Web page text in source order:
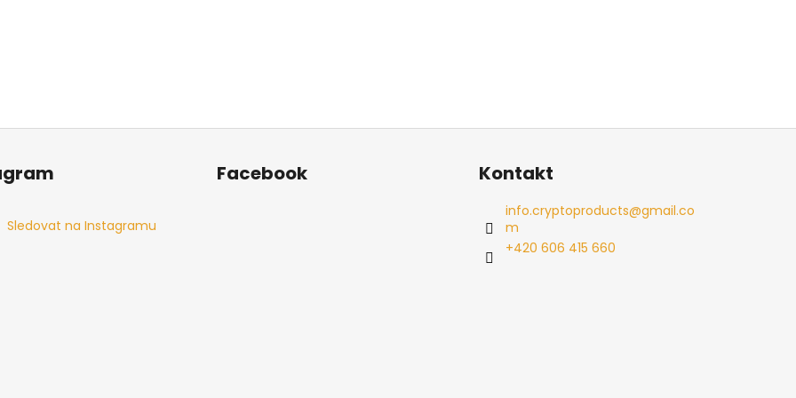
Sledovat na Instagramu
Facebook Kontakt
info.cryptoproducts@gmail.co
m
+420 606 415 660